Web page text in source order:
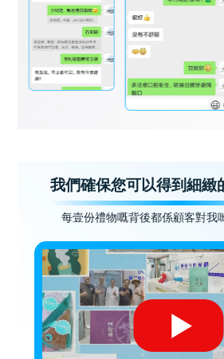
我們確保您可以得到細緻
每壹份禮物嘅背後都係顧客對我